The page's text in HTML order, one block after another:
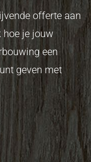
offerte aan
hoe je jouw
een
geven met